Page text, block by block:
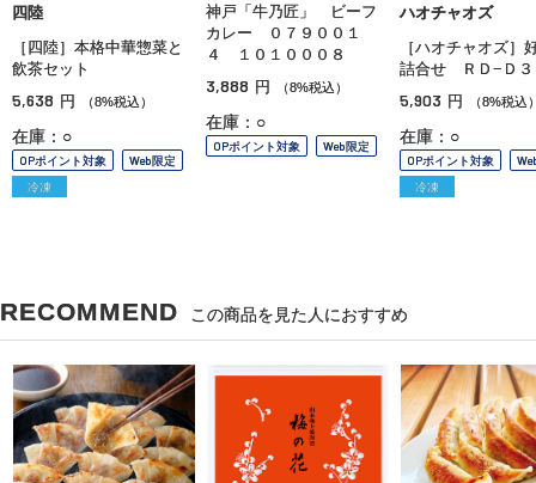
四陸
［四陸］本格中華惣菜と
飲茶セット
5,638 円 （8%税込）
在庫：○
OPポイント対象
Web限定
冷凍
神戸「牛乃匠」 ビーフ
カレー ０７９００１
４ １０１０００８
3,888 円 （8%税込）
在庫：○
OPポイント対象 Web限定
ハオチャオズ
［ハオチャオズ］
詰合せ ＲＤ−Ｄ３
5,903 円 （8%税込
在庫：○
OPポイント対象
冷凍
RECOMMEND この商品を見た人におすすめ